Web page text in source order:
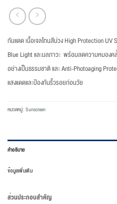
กันแดด เนื้อเจลโทนสีม่วง High Protection
Blue Light และมลภาวะ พร้อมลดความหมองค
อย่างเป็นธรรมชาติ และ Anti-Photoaging
แสงแดดและป้องกันริ้วรอยก่อนวัย
หมวดหมู่: Sunscreen
คำอธิบาย
ข้อมูลเพิ่มเติม
ส่วนประกอบสำคัญ